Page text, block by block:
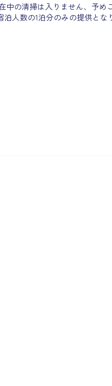
の清掃は入りません、予め
泊人数の1泊分のみの提供とな